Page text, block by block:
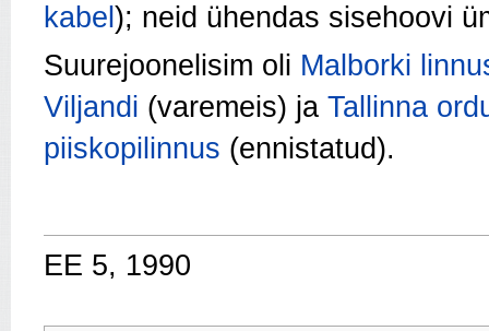
kabel ); neid ühendas sisehoovi
Suurejoonelisim oli Malborki
Viljandi (varemeis) ja Tallinna
piiskopilinnus (ennistatud).
EE 5, 1990